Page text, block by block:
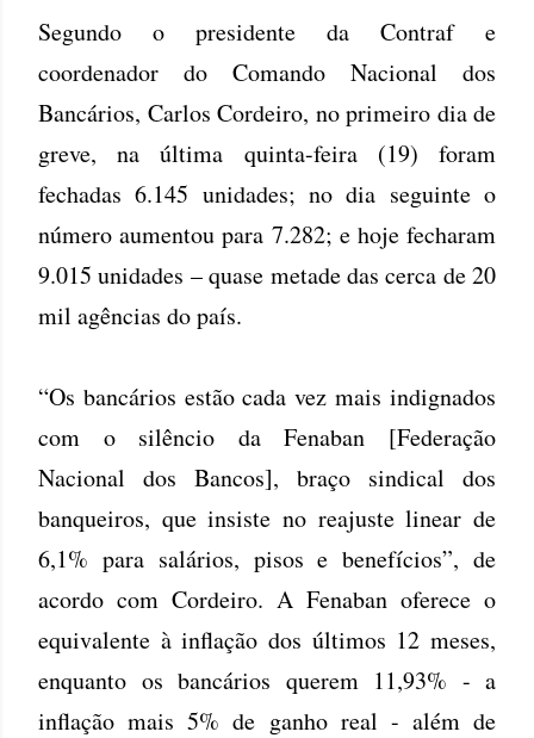
Segundo o presidente da Contraf e
coordenador do Comando Nacional dos
Bancários, Carlos Cordeiro, no primeiro dia de
greve, na última quinta-feira (19) foram
fechadas 6.145 unidades; no dia seguinte o
número aumentou para 7.282; e hoje fecharam
9.015 unidades – quase metade das cerca de 20
mil agências do país.
“Os bancários estão cada vez mais indignados
com o silêncio da Fenaban [Federação
Nacional dos Bancos], braço sindical dos
banqueiros, que insiste no reajuste linear de
6,1% para salários, pisos e benefícios”, de
acordo com Cordeiro. A Fenaban oferece o
equivalente à inflação dos últimos 12 meses,
enquanto os bancários querem 11,93% - a
inflação mais 5% de ganho real - além de